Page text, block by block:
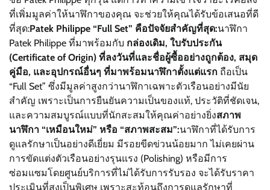
ที่เพิ่มมูลค่าให้นาฬิกาของคุณ จะช่วยให้คุณได้รับข้อเสนอที่ดี
ที่สุด:Patek Philippe “Full Set” คือปัจจัยสำคัญที่สุด:นาฬิกา
Patek Philippe ที่มาพร้อมกับ กล่องเดิม, ใบรับประกัน
(Certificate of Origin) ที่ลงวันที่และชื่อผู้ซื้ออย่างถูกต้อง, สมุด
คู่มือ, และอุปกรณ์อื่นๆ ที่มาพร้อมนาฬิกาตั้งแต่แรก ถือเป็น
“Full Set” ซึ่งมีมูลค่าสูงกว่านาฬิกาเฉพาะตัวเรือนอย่างมีนัย
สำคัญ เพราะเป็นการยืนยันความเป็นของแท้, ประวัติที่ชัดเจน,
และความสมบูรณ์แบบที่นักสะสมให้คุณค่าอย่างยิ่งสภาพ
นาฬิกา “เหมือนใหม่” หรือ “สภาพสะสม”:นาฬิกาที่ได้รับการ
ดูแลรักษาเป็นอย่างดีเยี่ยม มีรอยขีดข่วนน้อยมาก ไม่เคยผ่าน
การขัดแต่งตัวเรือนอย่างรุนแรง (Polishing) หรือมีการ
ซ่อมแซมโดยศูนย์บริการที่ไม่ได้รับการรับรอง จะได้รับราคา
ประเมินที่สูงเป็นพิเศษ เพราะสะท้อนถึงการดูแลรักษาที่